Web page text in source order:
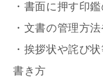
・書面に押す印
・文書の管理方
・挨拶状や詫び
書き方